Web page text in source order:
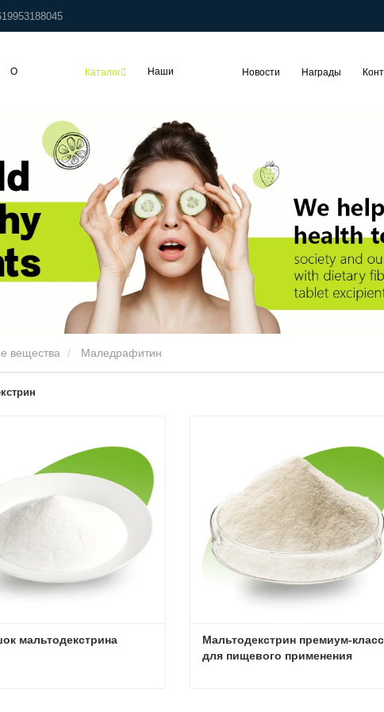
О
компании
Каталог Наши
заказчики
Новости Награды
вещества Маледрафитин
мальтодекстрина
Мальтодекстрин премиум-
для пищевого применения